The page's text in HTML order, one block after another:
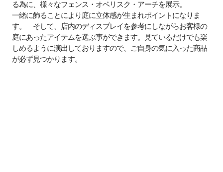
る為に、様々なフェンス・オベリスク・アーチを展示。
一緒に飾ることにより庭に立体感が生まれポイントになりま
す。 そして、店内のディスプレイを参考にしながらお客様の
庭にあったアイテムを選ぶ事ができます。見ているだけでも楽
しめるように演出しておりますので、ご自身の気に入った商品
が必ず見つかります。